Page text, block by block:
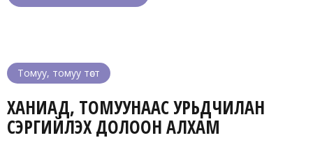
Томуу, томуу төст
ХАНИАД, ТОМУУНААС УРЬДЧИЛАН
СЭРГИЙЛЭХ ДОЛООН АЛХАМ